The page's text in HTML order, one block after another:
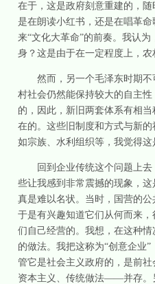
在于，这是政府刻意重建的，
是在朗读小红书，还是在唱革
来“文化大革命”的前奏。我认
身？这是由于在一定程度上，农
然而，另一个毛泽东时期
村社会仍然能保持较大的自主
的，因此，新旧两套体系有相
在的。这些旧制度和方式与新
如宗族、水利组织等，我觉得这
回到企业传统这个问题上
些让我感到非常震撼的现象，
真是难以名状。当时，国营的
于是有兴趣知道它们从何而来
们自己经营的。我想，在这种
的做法。我把这称为“创意企业”
管它是社会主义政府的，是前
资本主义、传统做法——并存。